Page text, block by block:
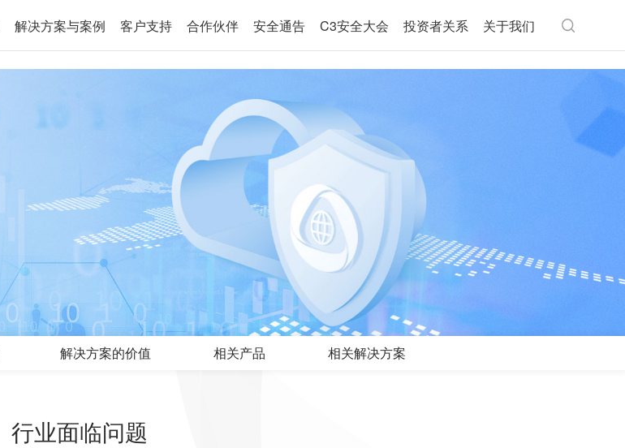
解决方案与案例 客户支持 合作伙伴 安全通告 C3安全大会 投资者关系 关于我们
解决方案的价值 相关产品 相关解决方案
行业面临问题